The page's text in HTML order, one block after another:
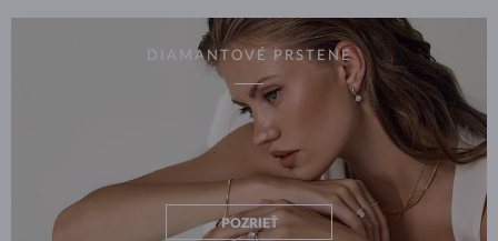
DIAMANTOVÉ PRSTENE
POZRIEŤ